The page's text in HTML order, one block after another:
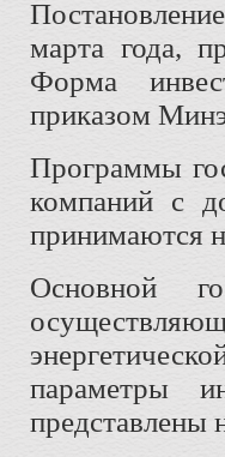
марта года,
Форма
приказом
Программы
компаний с
принимаются
Основной
параметры
представлены